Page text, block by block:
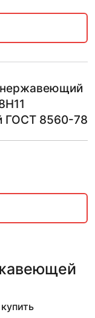
ГОСТ 8560-78